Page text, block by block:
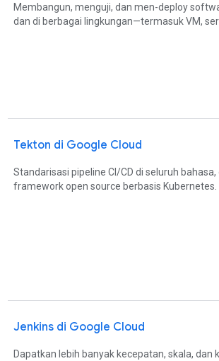
Membangun, menguji, dan men-deploy
dan di berbagai lingkungan—termasuk VM,
Tekton di Google Cloud
Standarisasi pipeline CI/CD di seluruh
framework open source berbasis Kubernetes.
Jenkins di Google Cloud
Dapatkan lebih banyak kecepatan, skala, dan